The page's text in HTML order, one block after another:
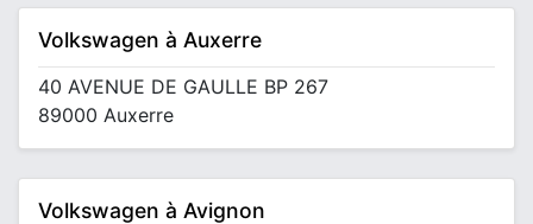
Volkswagen à Auxerre
40 AVENUE DE GAULLE BP 267
89000 Auxerre
Volkswagen à Avignon